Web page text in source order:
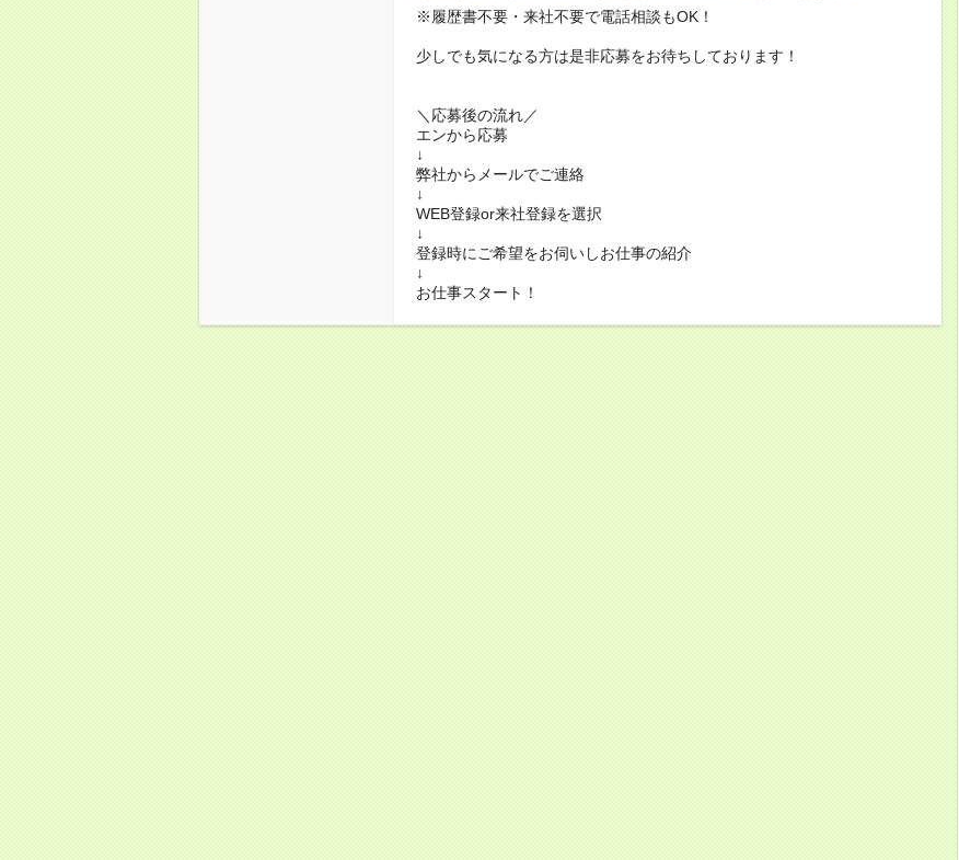
※履歴書不要・来社不要で電話相談もOK！
少しでも気になる方は是非応募をお待ちしております！
＼応募後の流れ／
エンから応募
↓
弊社からメールでご連絡
↓
WEB登録or来社登録を選択
↓
登録時にご希望をお伺いしお仕事の紹介
↓
お仕事スタート！